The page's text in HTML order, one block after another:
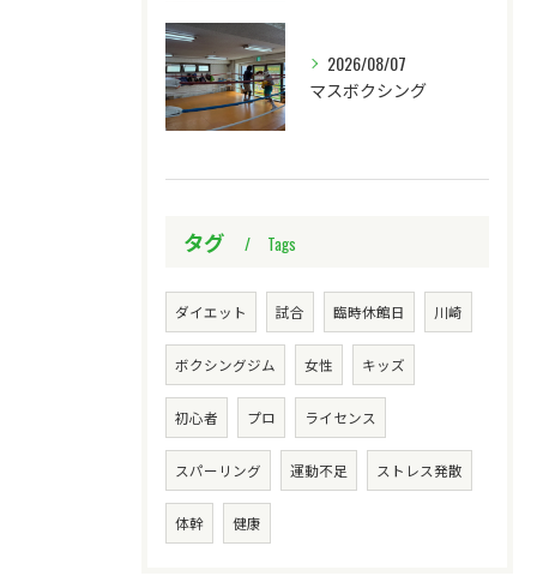
2026/08/07
マスボクシング
タグ Tags
ダイエット 試合 臨時休館日 川崎
ボクシングジム 女性 キッズ
初心者 プロ ライセンス
スパーリング 運動不足 ストレス発散
体幹 健康